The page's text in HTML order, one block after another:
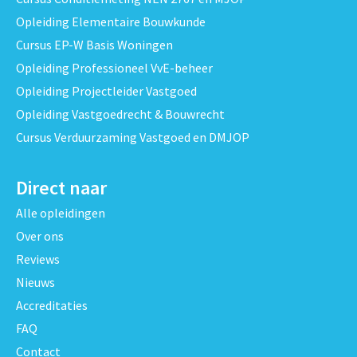
Opleiding Elementaire Bouwkunde
Cursus EP-W Basis Woningen
Opleiding Professioneel VvE-beheer
Opleiding Projectleider Vastgoed
Opleiding Vastgoedrecht & Bouwrecht
Cursus Verduurzaming Vastgoed en DMJOP
Direct naar
Alle opleidingen
Over ons
Reviews
Nieuws
Accreditaties
FAQ
Contact